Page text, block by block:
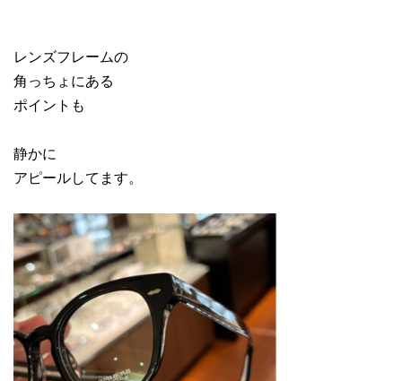
レンズフレームの
角っちょにある
ポイントも
静かに
アピールしてます。